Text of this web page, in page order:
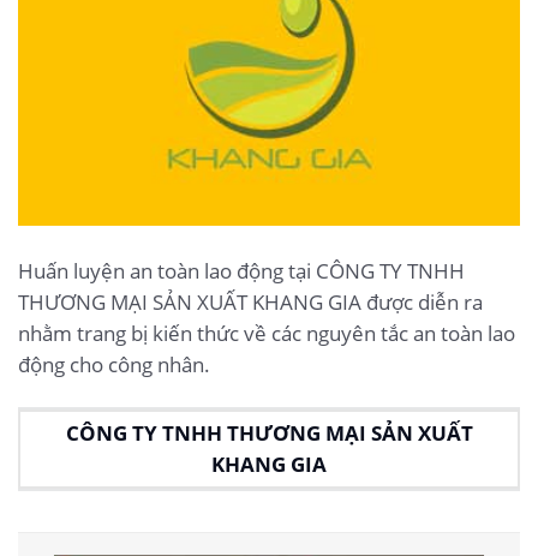
Huấn luyện an toàn lao động tại CÔNG TY TNHH
THƯƠNG MẠI SẢN XUẤT KHANG GIA được diễn ra
nhằm trang bị kiến thức về các nguyên tắc an toàn lao
động cho công nhân.
CÔNG TY TNHH THƯƠNG MẠI SẢN XUẤT
KHANG GIA